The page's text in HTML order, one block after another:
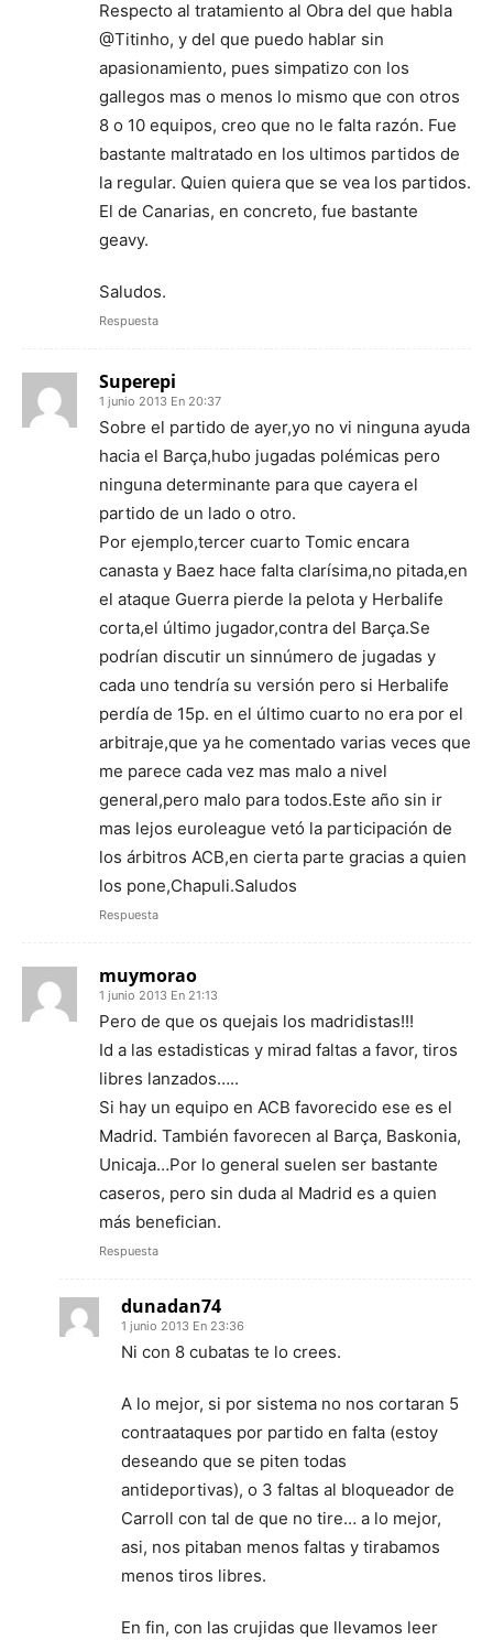
Respecto al tratamiento al Obra del que habla
@Titinho, y del que puedo hablar sin
apasionamiento, pues simpatizo con los
gallegos mas o menos lo mismo que con otros
8 o 10 equipos, creo que no le falta razón. Fue
bastante maltratado en los ultimos partidos de
la regular. Quien quiera que se vea los partidos.
El de Canarias, en concreto, fue bastante
geavy.
Saludos.
Respuesta
Superepi
1 junio 2013 En 20:37
Sobre el partido de ayer,yo no vi ninguna ayuda
hacia el Barça,hubo jugadas polémicas pero
ninguna determinante para que cayera el
partido de un lado o otro.
Por ejemplo,tercer cuarto Tomic encara
canasta y Baez hace falta clarísima,no pitada,en
el ataque Guerra pierde la pelota y Herbalife
corta,el último jugador,contra del Barça.Se
podrían discutir un sinnúmero de jugadas y
cada uno tendría su versión pero si Herbalife
perdía de 15p. en el último cuarto no era por el
arbitraje,que ya he comentado varias veces que
me parece cada vez mas malo a nivel
general,pero malo para todos.Este año sin ir
mas lejos euroleague vetó la participación de
los árbitros ACB,en cierta parte gracias a quien
los pone,Chapuli.Saludos
Respuesta
muymorao
1 junio 2013 En 21:13
Pero de que os quejais los madridistas!!!
Id a las estadisticas y mirad faltas a favor, tiros
libres lanzados…..
Si hay un equipo en ACB favorecido ese es el
Madrid. También favorecen al Barça, Baskonia,
Unicaja…Por lo general suelen ser bastante
caseros, pero sin duda al Madrid es a quien
más benefician.
Respuesta
dunadan74
1 junio 2013 En 23:36
Ni con 8 cubatas te lo crees.
A lo mejor, si por sistema no nos cortaran 5
contraataques por partido en falta (estoy
deseando que se piten todas
antideportivas), o 3 faltas al bloqueador de
Carroll con tal de que no tire… a lo mejor,
asi, nos pitaban menos faltas y tirabamos
menos tiros libres.
En fin, con las crujidas que llevamos leer